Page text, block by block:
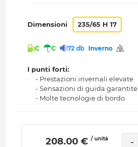
Dimensioni 235/65 H 17
C C 72 db Inverno
I punti forti:
- Prestazioni invernali elevate
- Sensazioni di guida garantite
- Molte tecnologie di bordo
208.00 € / unità -